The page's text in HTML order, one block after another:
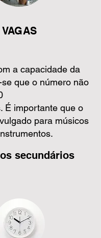
VAGAS
a capacidade da
que o número não
É importante que o
para músicos
secundários